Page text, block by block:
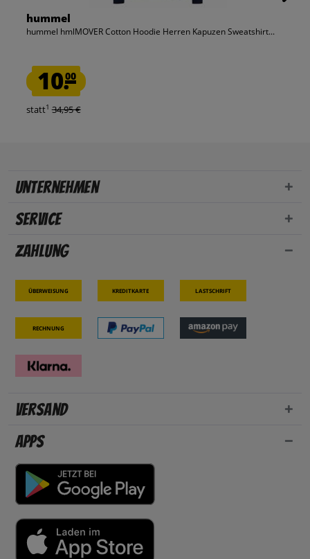
hummel
hummel hmlMOVER Cotton Hoodie Herren Kapuzen Sweatshirt...
10.00
statt1 34,95 €
Unternehmen
Service
Zahlung
Überweisung Kreditkarte Lastschrift
Rechnung
Versand
Apps